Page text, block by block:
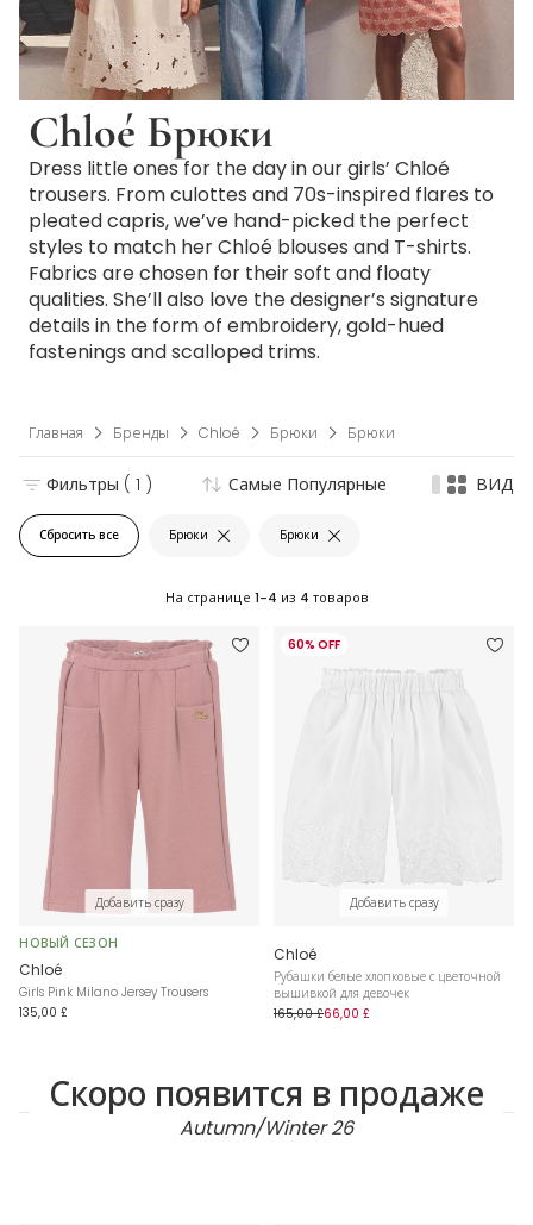
Chloé Брюки
Dress little ones for the day in our girls’ Chloé
trousers. From culottes and 70s-inspired flares to
pleated capris, we’ve hand-picked the perfect
styles to match her Chloé blouses and T-shirts.
Fabrics are chosen for their soft and floaty
qualities. She’ll also love the designer’s signature
details in the form of embroidery, gold-hued
fastenings and scalloped trims.
Главная Бренды Chloé Брюки Брюки
Сбросить все Брюки Брюки
Фильтры ( 1 ) Самые Популярные ВИД
На странице 1-4 из 4 товаров
Добавить сразу
НОВЫЙ СЕЗОН
Chloé
Girls Pink Milano Jersey Trousers
135,00 £
60% OFF
Добавить сразу
Chloé
Рубашки белые хлопковые с цветочной
вышивкой для девочек
165,00 £66,00 £
Скоро появится в продаже
Autumn/Winter 26